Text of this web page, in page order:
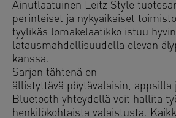
Ainutlaatuinen Leitz Style
perinteiset ja nykyaikaiset
tyylikäs lomakelaatikko istuu hyvin
latausmahdollisuudella olevan
kanssa.
Sarjan tähtenä on
ällistyttävä pöytävalaisin, appsilla
Bluetooth yhteydellä voit hallita
henkilökohtaista valaistusta.